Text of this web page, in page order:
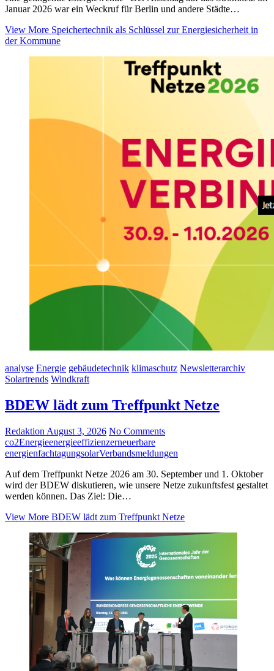
Januar 2026 war ein Weckruf für Berlin und andere Städte…
View More Speichertechnik als Schlüssel zur Energiesicherheit in
der Kommune
analyse Energie gebäudetechnik klimaschutz Newsletterarchiv
Solartrends Windkraft
BDEW lädt zum Treffpunkt Netze
Redaktion August 3, 2026 No Comments
co2Energieenergieeffizienzerneuerbare
energienfachtagungsolarVerbandsmeldungen
Auf dem Treffpunkt Netze 2026 am 30. September und 1. Oktober
wird der BDEW diskutieren, wie unsere Netze zukunftsfest gestaltet
werden können. Das Ziel: Die…
View More BDEW lädt zum Treffpunkt Netze